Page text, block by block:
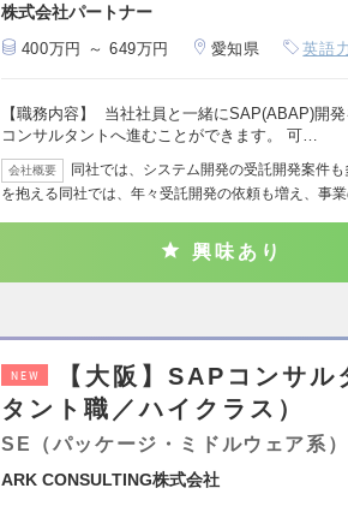
株式会社パートナー
400万円 ～ 649万円 愛知県 英語
【職務内容】 当社社員と一緒にSAP(ABAP)開
コンサルタントへ進むことができます。 可…
会社概要
同社では、システム開発の受託開発案件
を抱える同社では、年々受託開発の依頼も増え、事
興味あり
NEW
【大阪】SAPコンサ
タント職／ハイクラス）
SE（パッケージ・ミドルウェア系）
ARK CONSULTING株式会社